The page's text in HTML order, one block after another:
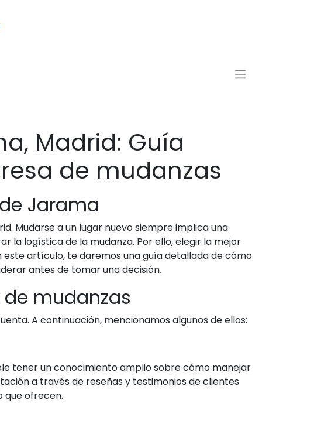
Madrid: Guía
de mudanzas
Jarama
Mudarse a un lugar nuevo siempre implica una
la logística de la mudanza. Por ello, elegir la mejor
artículo, te daremos una guía detallada de cómo
antes de tomar una decisión.
mudanzas
A continuación, mencionamos algunos de ellos:
tener un conocimiento amplio sobre cómo manejar
a través de reseñas y testimonios de clientes
que ofrecen.